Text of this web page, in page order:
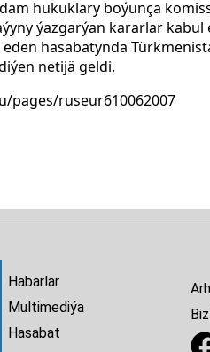
hukuklary boýunça
ýazgarýan kararlar
eden hasabatynda
netijä geldi.
pages/ruseur610062007
Habarlar
Multimediýa
Hasabat